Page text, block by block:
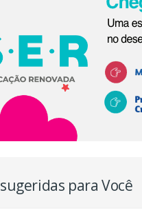
sugeridas para Você